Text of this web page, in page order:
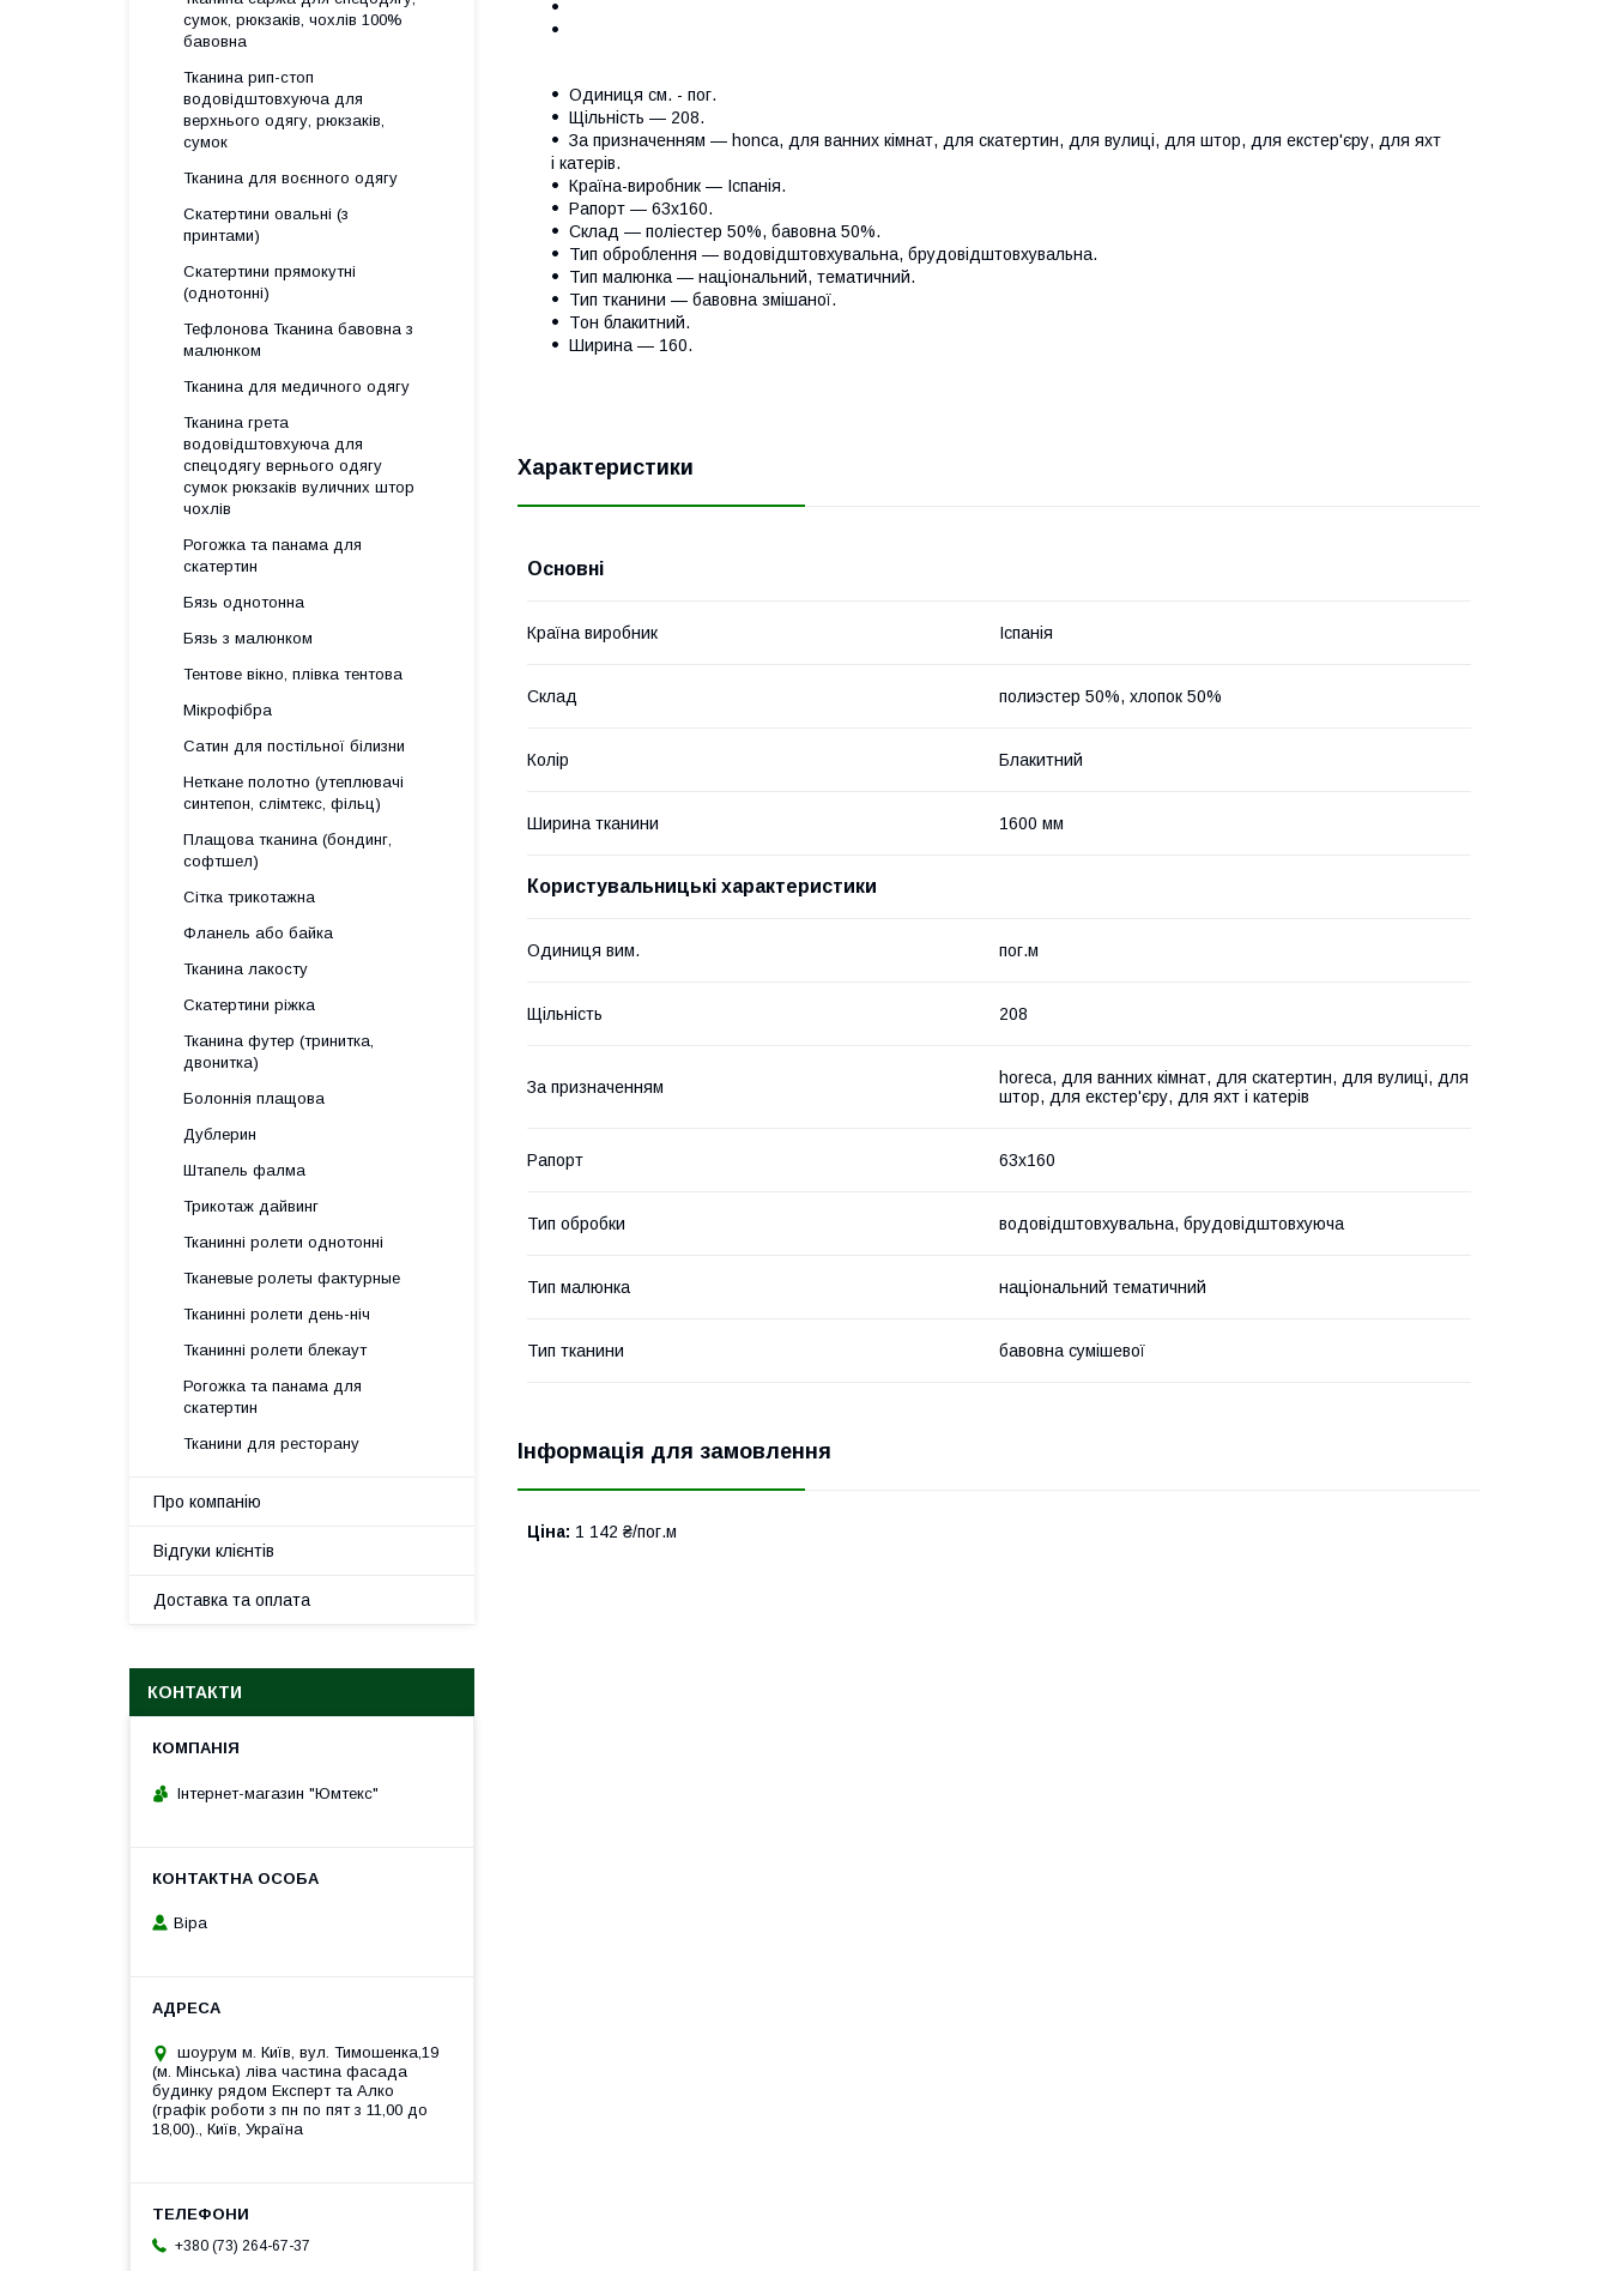
Одиниця см. - пог.
Щільність — 208.
За призначенням — honca, для ванних кімнат, для скатертин, для вулиці, для штор, для екстер'єру, для яхт
і катерів.
Країна-виробник — Іспанія.
Рапорт — 63х160.
Склад — поліестер 50%, бавовна 50%.
Тип оброблення — водовідштовхувальна, брудовідштовхувальна.
Тип малюнка — національний, тематичний.
Тип тканини — бавовна змішаної.
Тон блакитний.
Ширина — 160.
Характеристики
Основні
Країна виробник Іспанія
Склад полиэстер 50%, хлопок 50%
Колір Блакитний
Ширина тканини 1600 мм
Користувальницькі характеристики
Одиниця вим. пог.м
Щільність 208
За призначенням
horeca, для ванних кімнат, для скатертин, для вулиці, для
штор, для екстер'єру, для яхт і катерів
Рапорт 63х160
Тип обробки водовідштовхувальна, брудовідштовхуюча
Тип малюнка національний тематичний
Тип тканини бавовна сумішевої
Інформація для замовлення
Ціна: 1 142 ₴/пог.м
сумок, рюкзаків, чохлів 100%
бавовна
Тканина рип-стоп
водовідштовхуюча для
верхнього одягу, рюкзаків,
сумок
Тканина для воєнного одягу
Скатертини овальні (з
принтами)
Скатертини прямокутні
(однотонні)
Тефлонова Тканина бавовна з
малюнком
Тканина для медичного одягу
Тканина грета
водовідштовхуюча для
спецодягу вернього одягу
сумок рюкзаків вуличних штор
чохлів
Рогожка та панама для
скатертин
Бязь однотонна
Бязь з малюнком
Тентове вікно, плівка тентова
Мікрофібра
Сатин для постільної білизни
Неткане полотно (утеплювачі
синтепон, слімтекс, фільц)
Плащова тканина (бондинг,
софтшел)
Сітка трикотажна
Фланель або байка
Тканина лакосту
Скатертини ріжка
Тканина футер (тринитка,
двонитка)
Болоннія плащова
Дублерин
Штапель фалма
Трикотаж дайвинг
Тканинні ролети однотонні
Тканевые ролеты фактурные
Тканинні ролети день-ніч
Тканинні ролети блекаут
Рогожка та панама для
скатертин
Тканини для ресторану
Про компанію
Відгуки клієнтів
Доставка та оплата
КОНТАКТИ
Інтернет-магазин "Юмтекс"
Віра
шоурум м. Київ, вул. Тимошенка,19
(м. Мінська) ліва частина фасада
будинку рядом Експерт та Алко
(графік роботи з пн по пят з 11,00 до
18,00)., Київ, Україна
+380 (73) 264-67-37